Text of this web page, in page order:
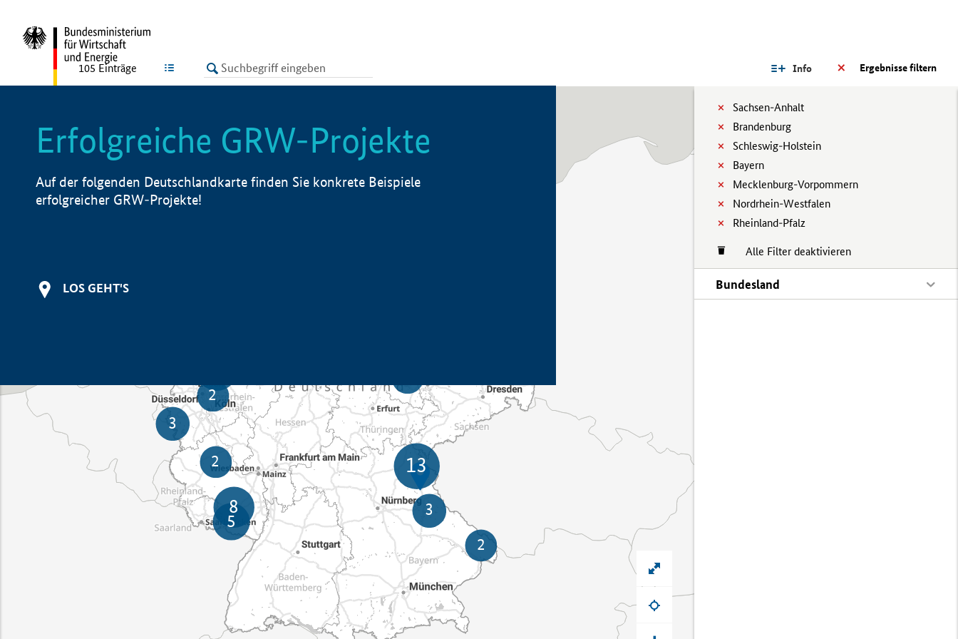
LISTE Ergebnisse filtern
Info
Sachsen-Anhalt
Brandenburg
Schleswig-Holstein
Bayern
Mecklenburg-Vorpommern
Nordrhein-Westfalen
Rheinland-Pfalz
Alle Filter deaktivieren
Bundesland
105 Einträge
Erfolgreiche GRW-Projekte
Auf der folgenden Deutschlandkarte finden Sie konkrete Beispiele
erfolgreicher GRW-Projekte!
LOS GEHT'S